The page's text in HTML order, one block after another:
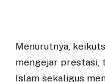
Menurutnya,
mengejar prestasi,
Islam sekaligus